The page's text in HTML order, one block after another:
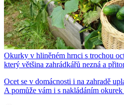
Okurky v hliněném hrnci s trochou
který většina zahrádkářů nezná a
Ocet se v domácnosti i na zahradě
A pomůže vám i s nakládáním